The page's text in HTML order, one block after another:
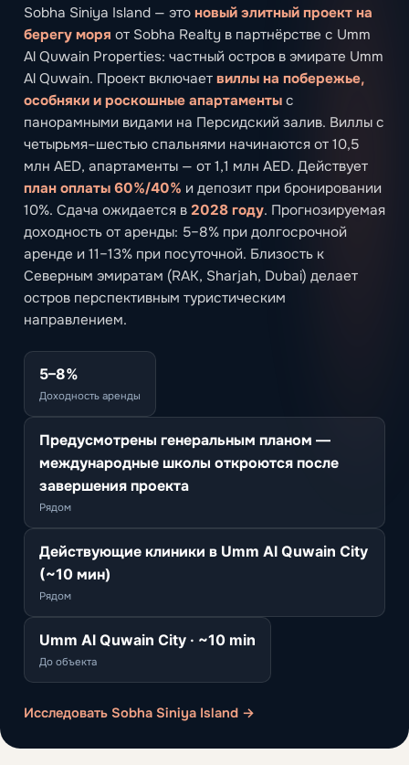
Sobha Siniya Island — это новый элитный проект на
берегу моря от Sobha Realty в партнёрстве с Umm
Al Quwain Properties: частный остров в эмирате Umm
Al Quwain. Проект включает виллы на побережье,
особняки и роскошные апартаменты с
панорамными видами на Персидский залив. Виллы с
четырьмя–шестью спальнями начинаются от 10,5
млн AED, апартаменты — от 1,1 млн AED. Действует
план оплаты 60%/40% и депозит при бронировании
10%. Сдача ожидается в 2028 году. Прогнозируемая
доходность от аренды: 5–8% при долгосрочной
аренде и 11–13% при посуточной. Близость к
Северным эмиратам (RAK, Sharjah, Dubai) делает
остров перспективным туристическим
направлением.
5–8%
Доходность аренды
Предусмотрены генеральным планом —
международные школы откроются после
завершения проекта
Рядом
Действующие клиники в Umm Al Quwain City
(~10 мин)
Рядом
Umm Al Quwain City · ~10 min
До объекта
Исследовать Sobha Siniya Island →